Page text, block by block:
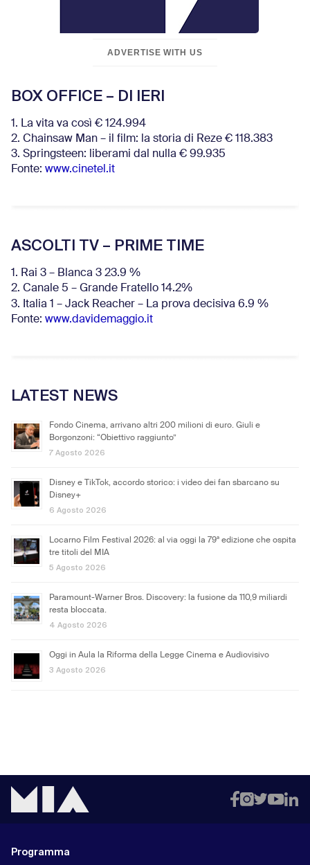
ADVERTISE WITH US
BOX OFFICE – DI IERI
1. La vita va così € 124.994
2. Chainsaw Man – il film: la storia di Reze € 118.383
3. Springsteen: liberami dal nulla € 99.935
Fonte: www.cinetel.it
ASCOLTI TV – PRIME TIME
1. Rai 3 – Blanca 3 23.9 %
2. Canale 5 – Grande Fratello 14.2%
3. Italia 1 – Jack Reacher – La prova decisiva 6.9 %
Fonte: www.davidemaggio.it
LATEST NEWS
Fondo Cinema, arrivano altri 200 milioni di euro. Giuli e
Borgonzoni: “Obiettivo raggiunto”
7 Agosto 2026
Disney e TikTok, accordo storico: i video dei fan sbarcano su
Disney+
6 Agosto 2026
Locarno Film Festival 2026: al via oggi la 79ª edizione che ospita
tre titoli del MIA
5 Agosto 2026
Paramount-Warner Bros. Discovery: la fusione da 110,9 miliardi
resta bloccata.
4 Agosto 2026
Oggi in Aula la Riforma della Legge Cinema e Audiovisivo
3 Agosto 2026
Programma